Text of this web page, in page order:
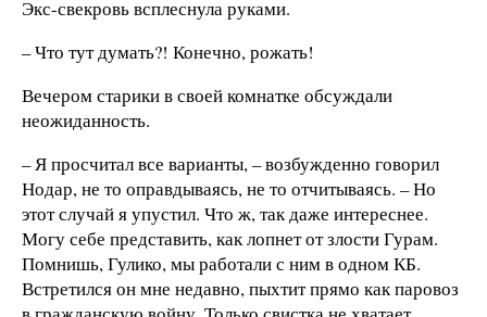
Экс-свекровь всплеснула руками.
– Что тут думать?! Конечно, рожать!
Вечером старики в своей комнатке обсуждали
неожиданность.
– Я просчитал все варианты, – возбужденно говорил
Нодар, не то оправдываясь, не то отчитываясь. – Но
этот случай я упустил. Что ж, так даже интереснее.
Могу себе представить, как лопнет от злости Гурам.
Помнишь, Гулико, мы работали с ним в одном КБ.
Встретился он мне недавно, пыхтит прямо как паровоз